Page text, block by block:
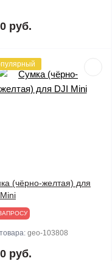
руб.
(чёрно-желтая) для
geo-103808
руб.